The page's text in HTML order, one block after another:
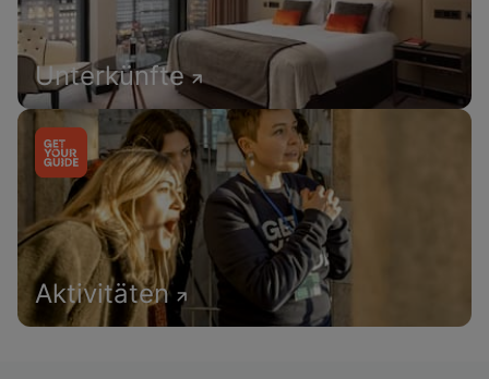
Unterkünfte
Aktivitäten